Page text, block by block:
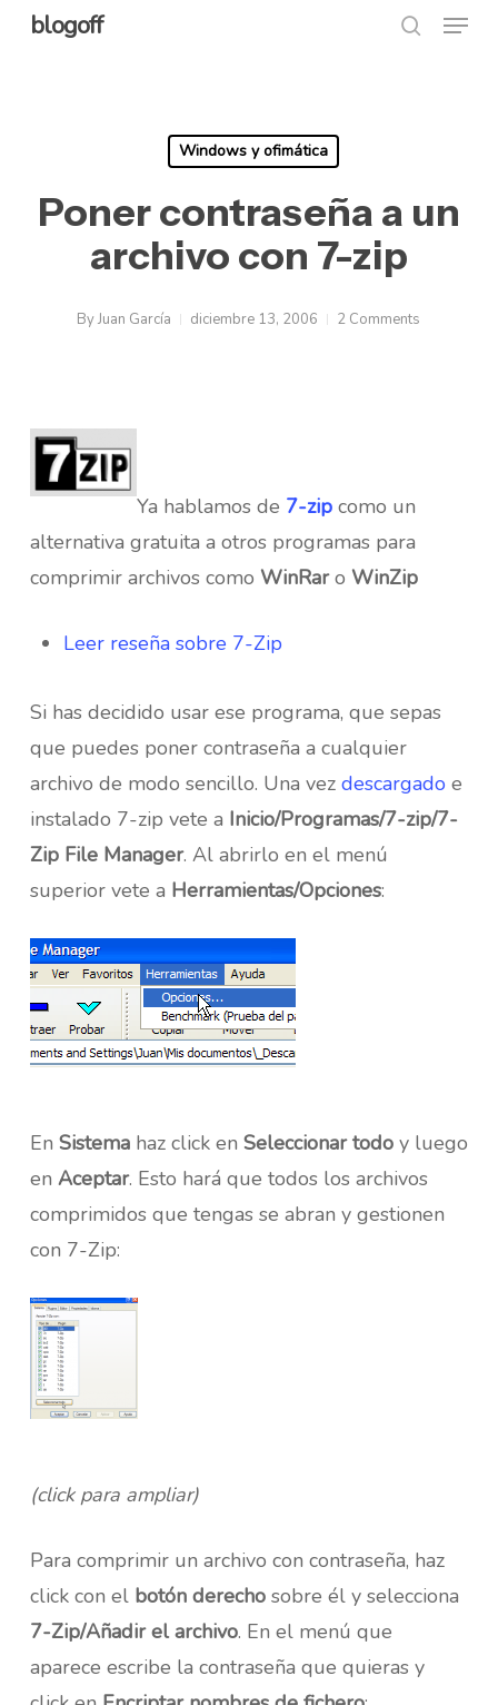
Skipblogoff Menu
Windows y ofimática
Poner contraseña a un
archivo con 7-zip
ByJuan García diciembre 13, 2006 2 Comments
Ya hablamos de 7-zipcomo un
alternativa gratuita a otros programas para
comprimir archivos como WinRaro WinZip
Leer reseña sobre 7-Zip
Si has decidido usar ese programa, que sepas
que puedes poner contraseña a cualquier
archivo de modo sencillo. Una vez descargadoe
instalado 7-zip vete a Inicio/Programas/7-zip/7-
Zip File Manager. Al abrirlo en el menú
superior vete a Herramientas/Opciones:
En Sistemahaz click en Seleccionar todoy luego
en Aceptar. Esto hará que todos los archivos
comprimidos que tengas se abran y gestionen
con 7-Zip:
(click para ampliar)
Para comprimir un archivo con contraseña, haz
click con el botón derechosobre él y selecciona
7-Zip/Añadir el archivo. En el menú que
aparece escribe la contraseña que quieras y